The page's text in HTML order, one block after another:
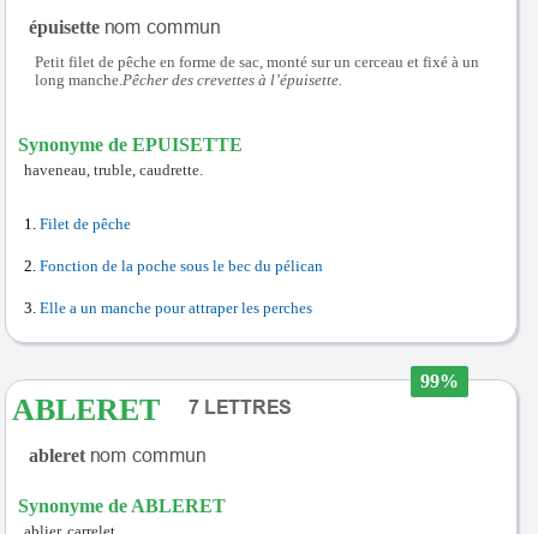
épuisette
Petit filet de pêche en forme de sac, monté sur un cerceau et fixé à un
long manche. Pêcher des crevettes à l’épuisette.
Synonyme de EPUISETTE
haveneau, truble, caudrette.
Filet de pêche
Fonction de la poche sous le bec du pélican
Elle a un manche pour attraper les perches
99%
ABLERET
ableret
Synonyme de ABLERET